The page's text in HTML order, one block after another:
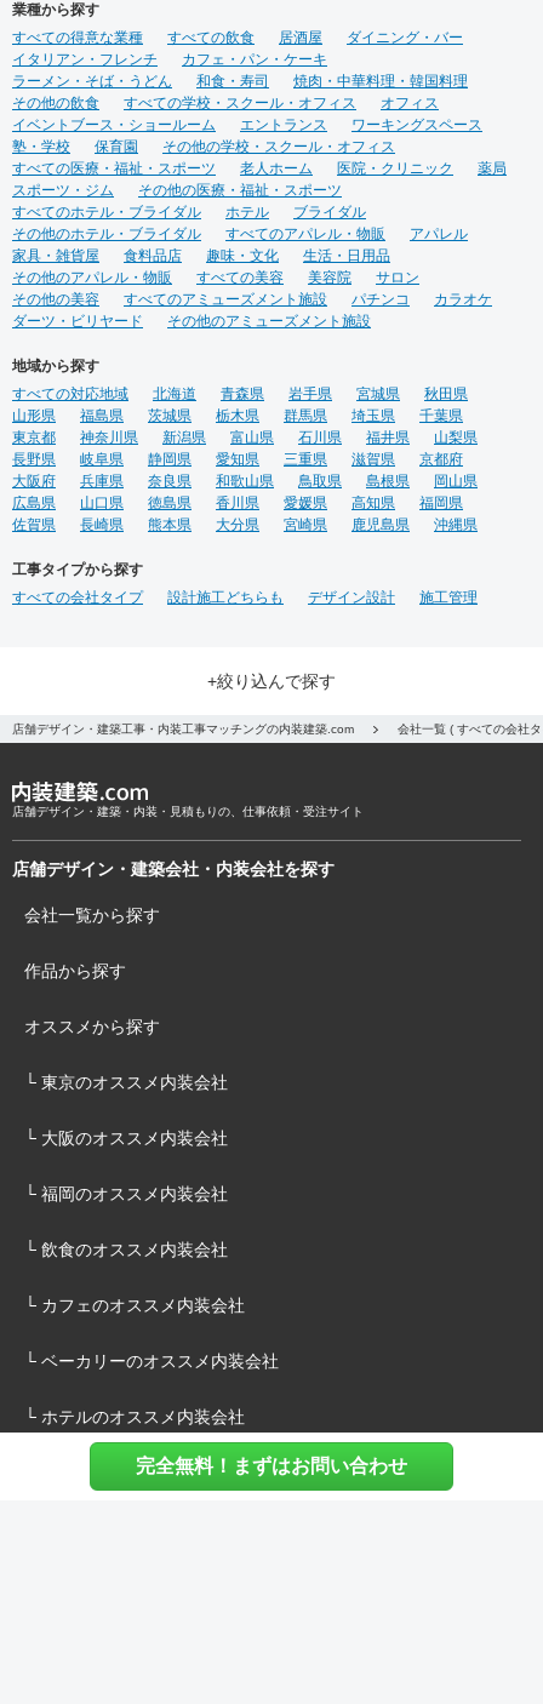
完全無料！まずはお問い合わせ
業種から探す
すべての得意な業種
すべての飲食 居酒屋
ダイニング・バー
イタリアン・フレンチ
カフェ・パン・ケーキ
ラーメン・そば・うどん
和食・寿司
焼肉・中華料理・韓国料理
その他の飲食
すべての学校・スクール・オフィス
オフィス
イベントブース・ショールーム
エントランス
ワーキングスペース
塾・学校
保育園
その他の学校・スクール・オフィス
すべての医療・福祉・スポーツ
老人ホーム 医院・クリニック
薬局
スポーツ・ジム
その他の医療・福祉・スポーツ
すべてのホテル・ブライダル
ホテル
ブライダル
その他のホテル・ブライダル
すべてのアパレル・物販
アパレル
家具・雑貨屋
食料品店 趣味・文化
生活・日用品
その他のアパレル・物販
すべての美容 美容院
サロン
その他の美容
すべてのアミューズメント施設 パチンコ
カラオケ
ダーツ・ビリヤード
その他のアミューズメント施設
地域から探す
すべての対応地域
北海道 青森県 岩手県 宮城県
秋田県
山形県
福島県 茨城県 栃木県 群馬県 埼玉県
千葉県
東京都
神奈川県 新潟県 富山県 石川県 福井県
山梨県
長野県
岐阜県 静岡県 愛知県 三重県 滋賀県
京都府
大阪府
兵庫県 奈良県 和歌山県 鳥取県 島根県
岡山県
広島県
山口県 徳島県 香川県 愛媛県 高知県
福岡県
佐賀県
長崎県 熊本県 大分県 宮崎県 鹿児島県 沖縄県
工事タイプから探す
すべての会社タイプ
設計施工どちらも デザイン設計 施工管理
+絞り込んで探す
店舗デザイン・建築工事・内装工事マッチングの内装建築.com 会社一覧 ( すべての会社
店舗デザイン・建築・内装・見積もりの、仕事依頼・受注サイト
店舗デザイン・建築会社・内装会社を探す
会社一覧から探す
作品から探す
オススメから探す
└ 東京のオススメ内装会社
└ 大阪のオススメ内装会社
└ 福岡のオススメ内装会社
└ 飲食のオススメ内装会社
└ カフェのオススメ内装会社
└ ベーカリーのオススメ内装会社
└ ホテルのオススメ内装会社